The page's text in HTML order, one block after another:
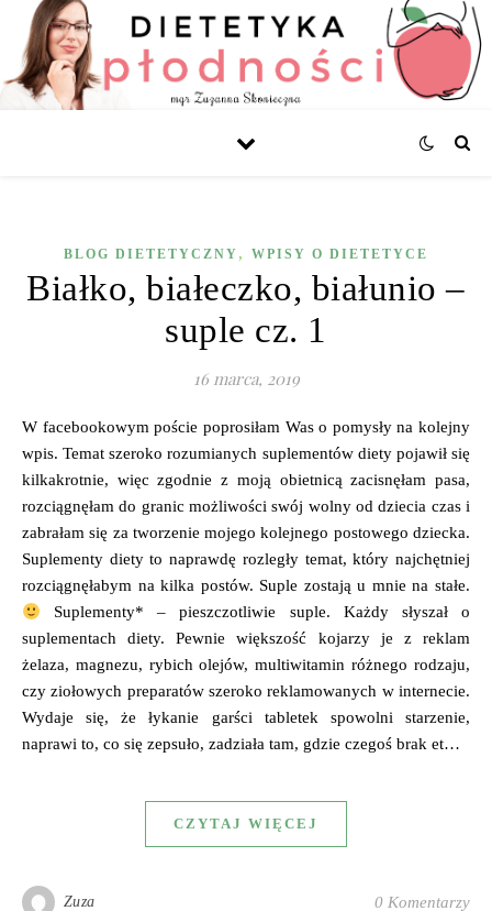
BLOG DIETETYCZNY , WPISY O DIETETYCE
Białko, białeczko, białunio –
suple cz. 1
16 marca, 2019
W facebookowym poście poprosiłam Was o pomysły na kolejny
wpis. Temat szeroko rozumianych suplementów diety pojawił się
kilkakrotnie, więc zgodnie z moją obietnicą zacisnęłam pasa,
rozciągnęłam do granic możliwości swój wolny od dziecia czas i
zabrałam się za tworzenie mojego kolejnego postowego dziecka.
Suplementy diety to naprawdę rozległy temat, który najchętniej
rozciągnęłabym na kilka postów. Suple zostają u mnie na stałe.
Suplementy* – pieszczotliwie suple. Każdy słyszał o
suplementach diety. Pewnie większość kojarzy je z reklam
żelaza, magnezu, rybich olejów, multiwitamin różnego rodzaju,
czy ziołowych preparatów szeroko reklamowanych w internecie.
Wydaje się, że łykanie garści tabletek spowolni starzenie,
naprawi to, co się zepsuło, zadziała tam, gdzie czegoś brak et…
CZYTAJ WIĘCEJ
Zuza 0 Komentarzy